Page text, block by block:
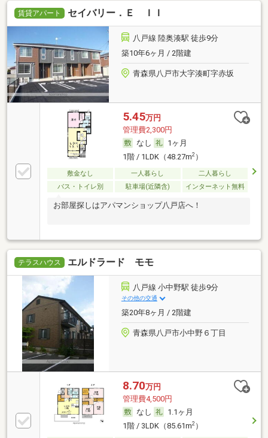
賃貸アパート セイバリー．Ｅ ＩＩ
八戸線 陸奥湊駅 徒歩9分
築10年6ヶ月 / 2階建
青森県八戸市大字湊町字赤坂
5.45万円
管理費2,300円
なし
1ヶ月
1階 / 1LDK（48.27m2）
敷金なし 一人暮らし
二人暮らし
バス・トイレ別
駐車場(近隣含) インターネット無料
お部屋探しはアパマンショップ八戸店へ！
テラスハウス エルドラード モモ
八戸線 小中野駅 徒歩9分
その他の交通
築20年8ヶ月 / 2階建
青森県八戸市小中野６丁目
8.70万円
管理費4,500円
なし
1.1ヶ月
1階 / 3LDK（85.61m2）